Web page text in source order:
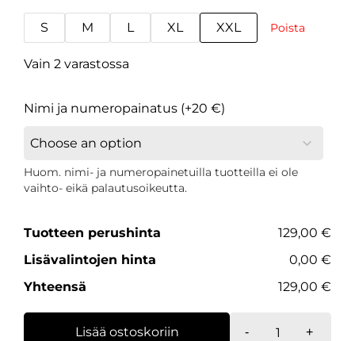
S M L XL XXL Poista
Vain 2 varastossa
Nimi ja numeropainatus (+20 €)
Huom. nimi- ja numeropainetuilla tuotteilla ei ole
vaihto- eikä palautusoikeutta.
Tuotteen perushinta
129,00 €
Lisävalintojen hinta
0,00 €
Yhteensä
129,00 €
-
Premium-
+
Lisää ostoskoriin